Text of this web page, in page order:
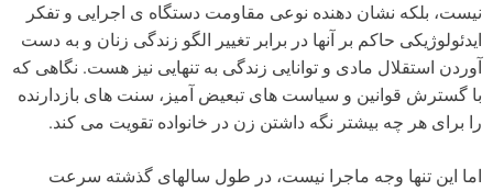
نیست، بلکه نشان دهنده نوعی مقاومت دستگاه ی اجرایی و تفکر
ایدئولوژیکی حاکم بر آنها در برابر تغییر الگو زندگی زنان و به دست
آوردن استقلال مادی و توانایی زندگی به تنهایی نیز هست. نگاهی که
با گسترش قوانین و سیاست های تبعیض آمیز، سنت های بازدارنده
را برای هر چه بیشتر نگه داشتن زن در خانواده تقویت می کند.
اما این تنها وجه ماجرا نیست، در طول سالهای گذشته سرعت